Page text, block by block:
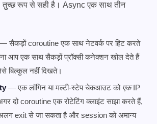
तुच्छ रूप से सही है। Async एक साथ तीन
— सैकड़ों coroutine एक साथ नेटवर्क पर हिट करते
आप एक साथ सैकड़ों प्रॉक्सी कनेक्शन खोल देते हैं
बिल्कुल नहीं दिखते।
— एक लॉगिन या मल्टी-स्टेप चेकआउट को एकIP
दो coroutine एक रोटेटिंग क्लाइंट साझा करते हैं,
exit से जा सकता है और session को अमान्य